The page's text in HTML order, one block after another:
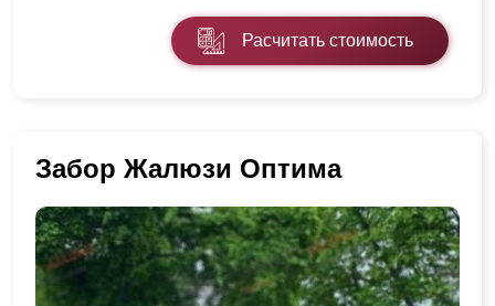
Расчитать стоимость
Забор Жалюзи Оптима